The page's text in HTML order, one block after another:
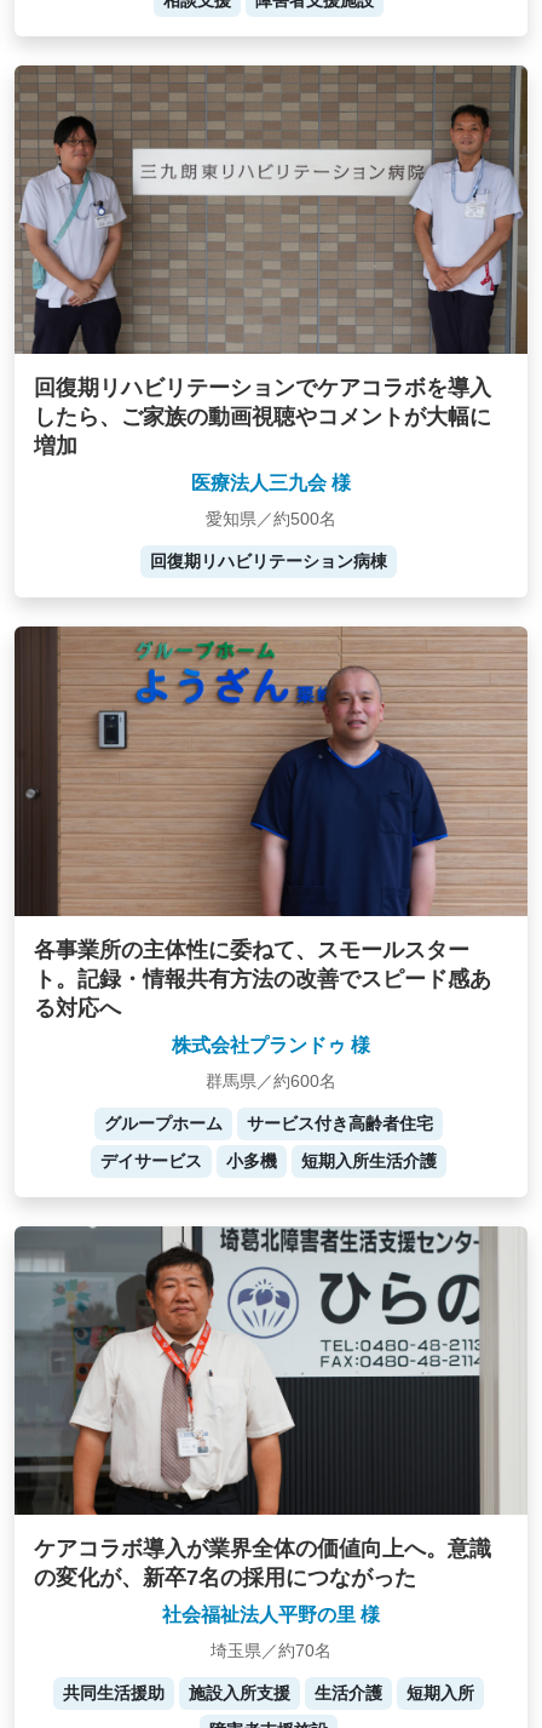
回復期リハビリテーションでケアコラボを導入
したら、ご家族の動画視聴やコメントが大幅に
増加
医療法人三九会 様
愛知県／約500名
回復期リハビリテーション病棟
各事業所の主体性に委ねて、スモールスター
ト。記録・情報共有方法の改善でスピード感あ
る対応へ
株式会社プランドゥ 様
群馬県／約600名
グループホーム
サービス付き高齢者住宅
デイサービス
小多機 短期入所生活介護
ケアコラボ導入が業界全体の価値向上へ。意識
の変化が、新卒7名の採用につながった
社会福祉法人平野の里 様
埼玉県／約70名
共同生活援助 施設入所支援 生活介護
短期入所